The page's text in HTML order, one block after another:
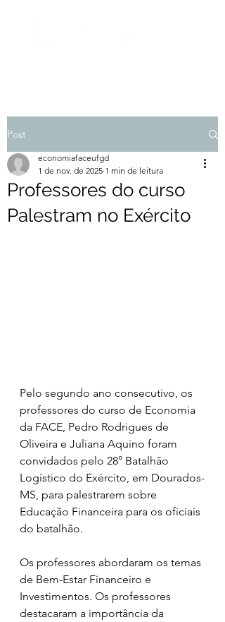
Post
Professores do curso
Palestram no Exército
economiafaceufgd
1 de nov. de 2025 1 min de leitura
Pelo segundo ano consecutivo, os
professores do curso de Economia
da FACE, Pedro Rodrigues de
Oliveira e Juliana Aquino foram
convidados pelo 28° Batalhão
Logístico do Exército, em Dourados-
MS, para palestrarem sobre
Educação Financeira para os oficiais
do batalhão.
Os professores abordaram os temas
de Bem-Estar Financeiro e
Investimentos. Os professores
destacaram a importância da